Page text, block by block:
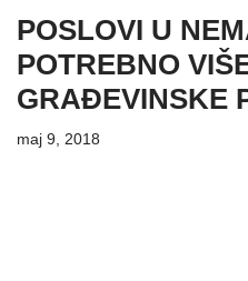
POSLOVI U
POTREBNO
GRAĐEVINSKE
maj 9, 2018